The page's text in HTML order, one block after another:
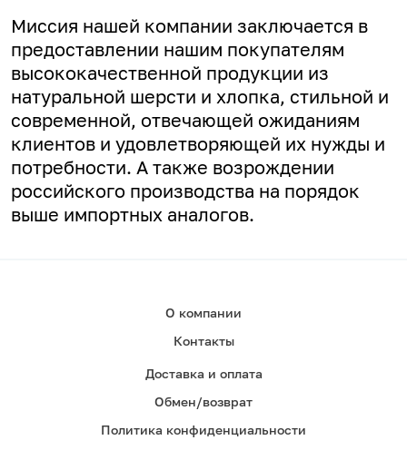
Миссия нашей компании заключается в
предоставлении нашим покупателям
высококачественной продукции из
натуральной шерсти и хлопка, стильной и
современной, отвечающей ожиданиям
клиентов и удовлетворяющей их нужды и
потребности. А также возрождении
российского производства на порядок
выше импортных аналогов.
О компании
Контакты
Доставка и оплата
Обмен/возврат
Политика конфиденциальности